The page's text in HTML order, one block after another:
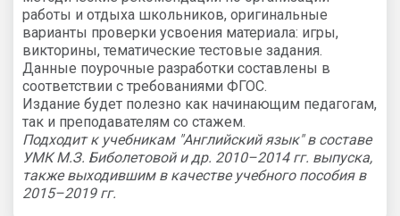
работы и отдыха школьников, оригинальные
варианты проверки усвоения материала: игры,
викторины, тематические тестовые задания.
Данные поурочные разработки составлены в
соответствии с требованиями ФГОС.
Издание будет полезно как начинающим педагогам,
так и преподавателям со стажем.
Подходит к учебникам "Английский язык" в составе
УМК М.З. Биболетовой и др. 2010–2014 гг. выпуска,
также выходившим в качестве учебного пособия в
2015–2019 гг.